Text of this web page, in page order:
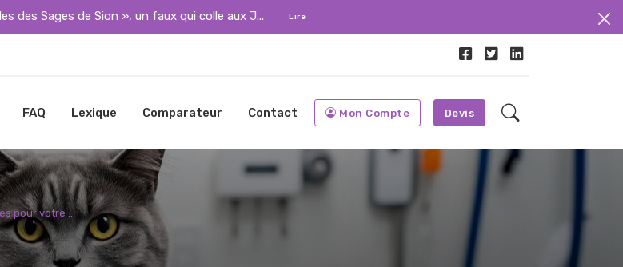
des Sages de Sion », un faux qui colle aux J... Lire
FAQ Lexique Comparateur Contact Mon Compte Devis
pour votre ...